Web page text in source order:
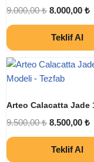
9.000,00₺ 8.000,00 ₺
Teklif Al
Arteo Calacatta Jade
9.500,00₺ 8.500,00 ₺
Teklif Al